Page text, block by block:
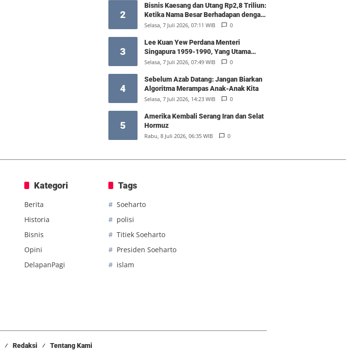
2
Bisnis Kaesang dan Utang Rp2,8 Triliun:
Ketika Nama Besar Berhadapan dengan
Hukum Pasar
Selasa, 7 Juli 2026, 07:11 WIB 0
3
Lee Kuan Yew Perdana Menteri
Singapura 1959-1990, Yang Utama
Diantara Yang Sederajat
Selasa, 7 Juli 2026, 07:49 WIB 0
4
Sebelum Azab Datang: Jangan Biarkan
Algoritma Merampas Anak-Anak Kita
Selasa, 7 Juli 2026, 14:23 WIB 0
5
Amerika Kembali Serang Iran dan Selat
Hormuz
Rabu, 8 Juli 2026, 06:35 WIB 0
Kategori
Berita
Historia
Bisnis
Opini
DelapanPagi
Tags
Soeharto
polisi
Titiek Soeharto
Presiden Soeharto
islam
Redaksi Tentang Kami